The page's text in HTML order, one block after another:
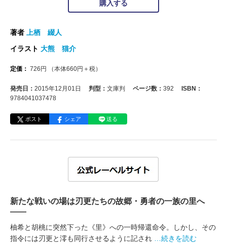
購入する
著者
上栖 綴人
イラスト 大熊 猫介
定価： 726 円 （本体660円＋税）
発売日： 2015年12月01日 判型： 文庫判 ページ数： 392
ISBN：
9784041037478
ポスト シェア 送る
新たな戦いの場は刃更たちの故郷・勇者の一族の里へ
――
柚希と胡桃に突然下った《里》への一時帰還命令。しかし、その
指令には刃更と澪も同行させるように記され
…続きを読む